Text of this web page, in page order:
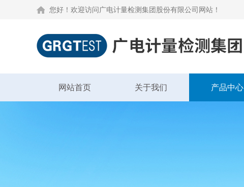
您好！欢迎访问广电计量检测集团股份有限公司网站！
网站首页 关于我们 产品中心